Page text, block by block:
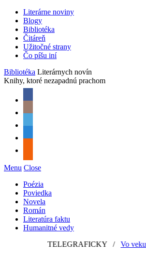
Literárne noviny
Blogy
Bibliotéka
Čitáreň
Užitočné strany
Čo píšu iní
Bibliotéka Literárnych novín
Knihy, ktoré nezapadnú prachom
Menu Close
Poézia
Poviedka
Novela
Román
Literatúra faktu
Humanitné vedy
TELEGRAFICKY/Vo veku